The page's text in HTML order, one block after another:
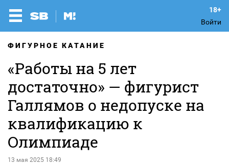
Войти
ФИГУРНОЕ КАТАНИЕ
«Работы на 5 лет
достаточно» — фигурист
Галлямов о недопуске на
квалификацию к
Олимпиаде
13 мая 2025 18:49